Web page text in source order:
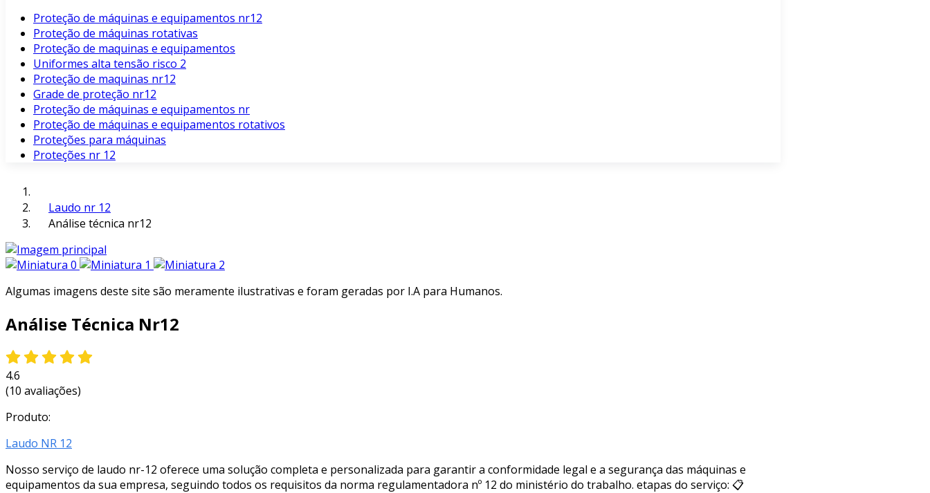
Proteção de máquinas e equipamentos nr12
Proteção de máquinas rotativas
Proteção de maquinas e equipamentos
Uniformes alta tensão risco 2
Proteção de maquinas nr12
Grade de proteção nr12
Proteção de máquinas e equipamentos nr
Proteção de máquinas e equipamentos rotativos
Proteções para máquinas
Proteções nr 12
Laudo nr 12
Análise técnica nr12
Algumas imagens deste site são meramente ilustrativas e foram geradas por I.A para Humanos.
Análise Técnica Nr12
4.6
(10 avaliações)
Produto:
Laudo NR 12
Nosso serviço de laudo nr-12 oferece uma solução completa e personalizada para garantir a conformidade legal e a segurança das máquinas e
equipamentos da sua empresa, seguindo todos os requisitos da norma regulamentadora nº 12 do ministério do trabalho. etapas do serviço: 📋